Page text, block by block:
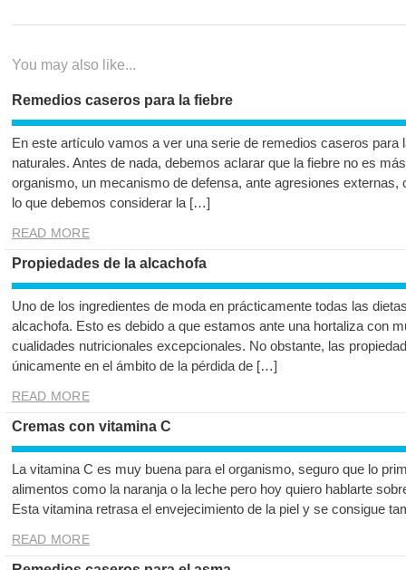
entradas
You may also like...
Remedios caseros para la fiebre
En este artículo vamos a ver una serie de remedios caseros para
naturales. Antes de nada, debemos aclarar que la fiebre no es
organismo, un mecanismo de defensa, ante agresiones
lo que debemos considerar la […]
READ MORE
Propiedades de la alcachofa
Uno de los ingredientes de moda en prácticamente todas las
alcachofa. Esto es debido a que estamos ante una hortaliza con
cualidades nutricionales excepcionales. No obstante, las
únicamente en el ámbito de la pérdida de […]
READ MORE
Cremas con vitamina C
La vitamina C es muy buena para el organismo, seguro que lo
alimentos como la naranja o la leche pero hoy quiero hablarte
Esta vitamina retrasa el envejecimiento de la piel y se consigue
READ MORE